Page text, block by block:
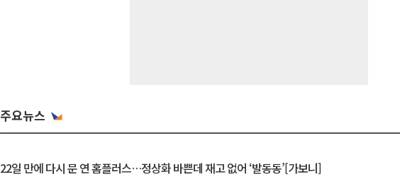
주요뉴스
22일 만에 다시 문 연 홈플러스…정상화 바쁜데 재고 없어 ‘발동동’[가보니]